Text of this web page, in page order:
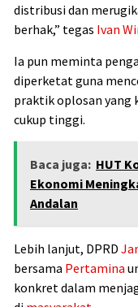
distribusi dan
berhak,” tegas Ivan
Ia pun meminta
diperketat guna
praktik oplosan yang
cukup tinggi.
Baca juga: HUT
Ekonomi
Andalan
Lebih lanjut, DPRD
bersama Pertamina
konkret dalam